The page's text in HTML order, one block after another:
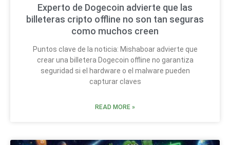
Experto de Dogecoin advierte que las
billeteras cripto offline no son tan seguras
como muchos creen
Puntos clave de la noticia: Mishaboar advierte que
crear una billetera Dogecoin offline no garantiza
seguridad si el hardware o el malware pueden
capturar claves
READ MORE »